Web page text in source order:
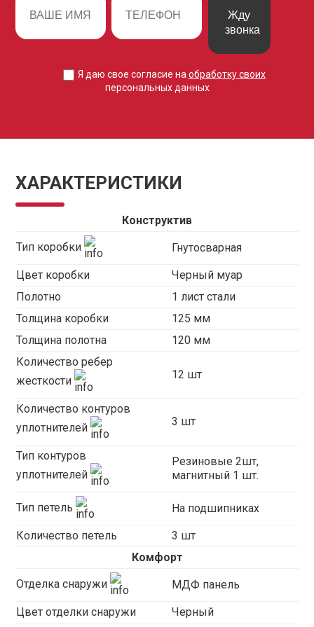
Жду
звонка
Я даю свое согласие на обработку своих
персональных данных
ХАРАКТЕРИСТИКИ
Конструктив
Тип коробки Гнутосварная
Цвет коробки
Черный муар
Полотно
1 лист стали
Толщина коробки
125 мм
Толщина полотна
120 мм
Количество ребер
жесткости
12 шт
Количество контуров
уплотнителей
3 шт
Тип контуров
уплотнителей
Резиновые 2шт,
магнитный 1 шт.
Тип петель На подшипниках
Количество петель
3 шт
Комфорт
Отделка снаружи МДФ панель
Цвет отделки снаружи Черный